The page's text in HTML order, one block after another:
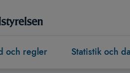
och regler Statistik och